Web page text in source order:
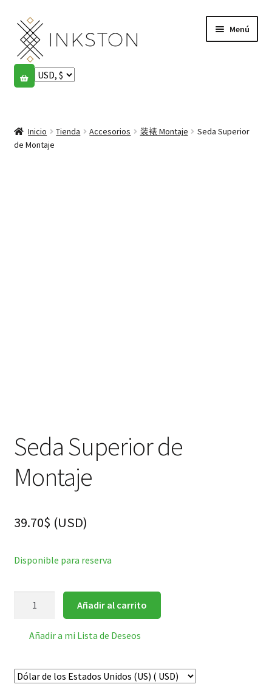
Ir
la
navegación
Ir
al
contenido
Menú
Tienda
English
Inicio Tienda Accesorios 装裱 Montaje
Seda Superior
de Montaje
Seda Superior de
Montaje
39.70$ (USD)
Disponible para reserva
Añadir al carrito
Añadir a mi Lista de Deseos